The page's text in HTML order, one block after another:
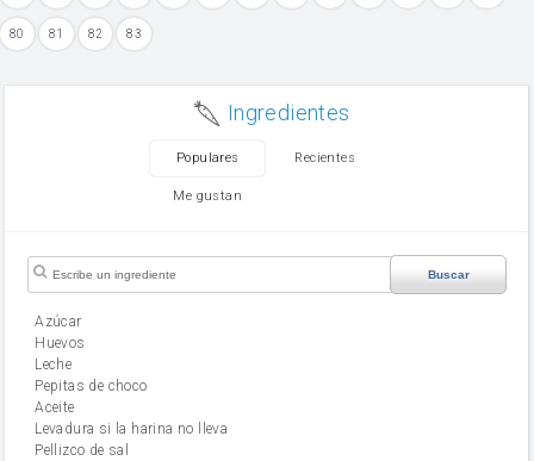
80 81 82 83
Ingredientes
Populares Recientes
Me gustan
Buscar
Azúcar
huevos
leche
Pepitas de choco
aceite
Levadura si la harina no lleva
Pellizco de sal